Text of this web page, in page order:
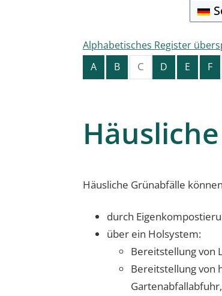
Alphabetisches Register
A
B C D E F
Häusliche Grünabfälle
durch
über ein Holsystem:
Bereitstellung von
Bereitstellung von
Gartenabfallabfuhr,